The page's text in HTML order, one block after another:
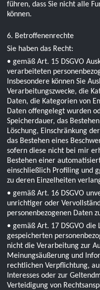
führen, dass Sie nicht alle
können.
6. Betroffenenrechte
Sie haben das Recht:
• gemäß Art. 15 DSGVO
verarbeiteten
Insbesondere können Sie
Verarbeitungszwecke, die
Daten, die Kategorien von
Daten offengelegt wurden
Speicherdauer, das
Löschung, Einschränkung
das Bestehen eines
sofern diese nicht bei mir
Bestehen einer
einschließlich Profiling und
zu deren Einzelheiten
• gemäß Art. 16 DSGVO
unrichtiger oder
personenbezogenen Daten
• gemäß Art. 17 DSGVO
gespeicherten
nicht die Verarbeitung zur
Meinungsäußerung und
rechtlichen Verpflichtung,
Interesses oder zur
Verteidigung von